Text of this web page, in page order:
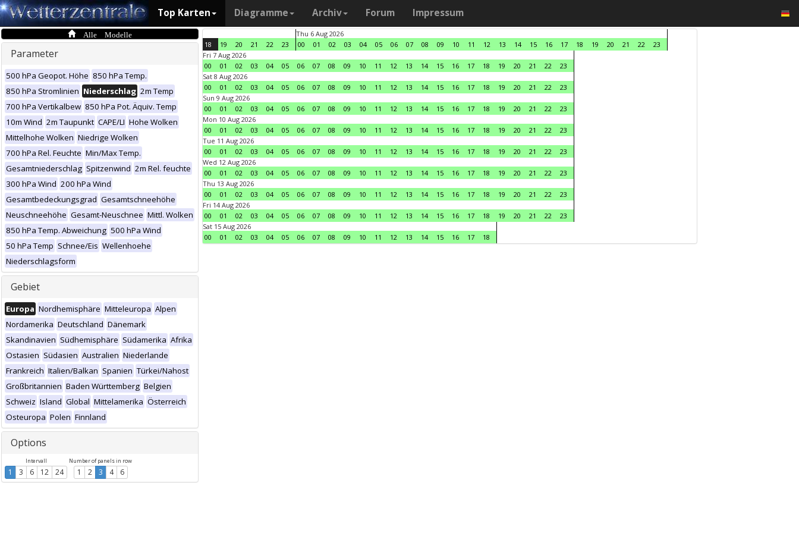
Top Karten Diagramme Archiv Forum Impressum
Alle Modelle
Parameter
500 hPa Geopot. Höhe 850 hPa Temp.
850 hPa Stromlinien Niederschlag 2m Temp
700 hPa Vertikalbew 850 hPa Pot. Äquiv. Temp
10m Wind 2m Taupunkt CAPE/LI Hohe Wolken
Mittelhohe Wolken Niedrige Wolken
700 hPa Rel. Feuchte Min/Max Temp.
Gesamtniederschlag Spitzenwind 2m Rel. feuchte
300 hPa Wind 200 hPa Wind
Gesamtbedeckungsgrad Gesamtschneehöhe
Neuschneehöhe Gesamt-Neuschnee Mittl. Wolken
850 hPa Temp. Abweichung 500 hPa Wind
50 hPa Temp Schnee/Eis Wellenhoehe
Niederschlagsform
Gebiet
Europa Nordhemisphäre Mitteleuropa Alpen
Nordamerika Deutschland Dänemark
Skandinavien Südhemisphäre Südamerika Afrika
Ostasien Südasien Australien Niederlande
Frankreich Italien/Balkan Spanien Türkei/Nahost
Großbritannien Baden Württemberg Belgien
Schweiz Island Global Mittelamerika Österreich
Osteuropa Polen Finnland
Options
Intervall
1 3 6 12 24
Number of panels in row
1 2 3 4 6
18 19 20 21 22 23
Thu 6 Aug 2026
00
01 02 03 04 05 06 07 08 09 10 11 12 13 14 15 16 17 18 19 20 21 22
23
Fri 7 Aug 2026
00
01 02 03 04 05 06 07 08 09 10 11 12 13 14 15 16 17 18 19 20 21 22
23
Sat 8 Aug 2026
00
01 02 03 04 05 06 07 08 09 10 11 12 13 14 15 16 17 18 19 20 21 22
23
Sun 9 Aug 2026
00
01 02 03 04 05 06 07 08 09 10 11 12 13 14 15 16 17 18 19 20 21 22
23
Mon 10 Aug 2026
00
01 02 03 04 05 06 07 08 09 10 11 12 13 14 15 16 17 18 19 20 21 22
23
Tue 11 Aug 2026
00
01 02 03 04 05 06 07 08 09 10 11 12 13 14 15 16 17 18 19 20 21 22
23
Wed 12 Aug 2026
00
01 02 03 04 05 06 07 08 09 10 11 12 13 14 15 16 17 18 19 20 21 22
23
Thu 13 Aug 2026
00
01 02 03 04 05 06 07 08 09 10 11 12 13 14 15 16 17 18 19 20 21 22
23
Fri 14 Aug 2026
00
01 02 03 04 05 06 07 08 09 10 11 12 13 14 15 16 17 18 19 20 21 22
23
Sat 15 Aug 2026
00
01 02 03 04 05 06 07 08 09 10 11 12 13 14 15 16 17 18